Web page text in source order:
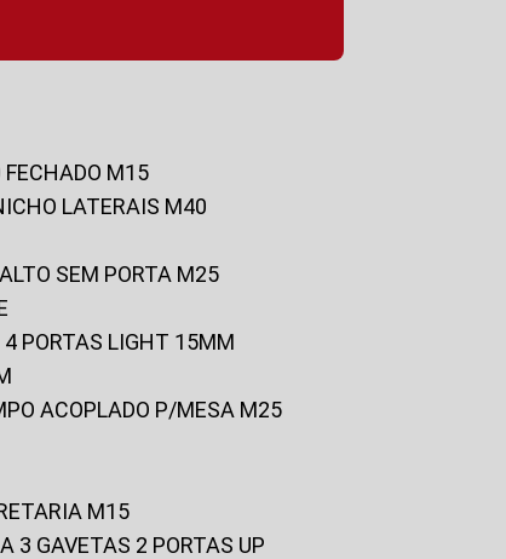
FECHADO M15
LATERAIS M40
ALTO SEM PORTA M25
4 PORTAS LIGHT 15MM
ACOPLADO P/MESA M25
M15
3 GAVETAS 2 PORTAS UP